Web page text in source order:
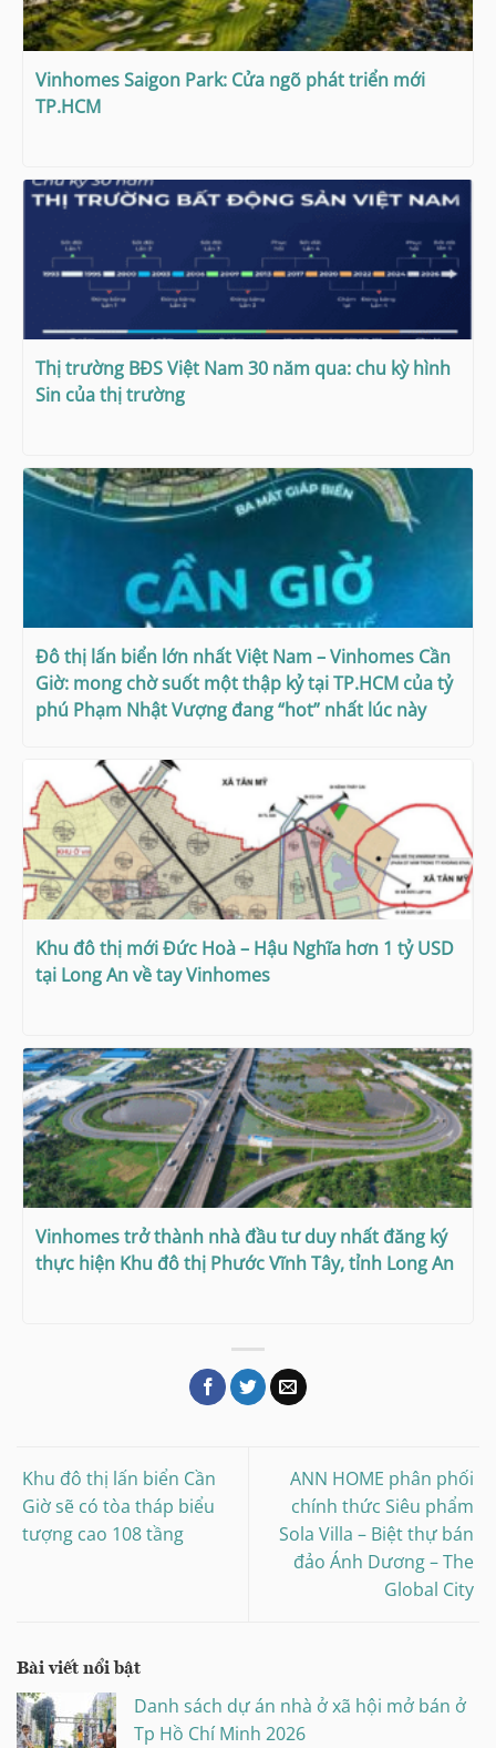
Vinhomes Saigon Park: Cửa ngõ phát triển mới
TP.HCM
Thị trường BĐS Việt Nam 30 năm qua: chu kỳ hình
Sin của thị trường
Đô thị lấn biển lớn nhất Việt Nam – Vinhomes Cần
Giờ: mong chờ suốt một thập kỷ tại TP.HCM của tỷ
phú Phạm Nhật Vượng đang “hot” nhất lúc này
Khu đô thị mới Đức Hoà – Hậu Nghĩa hơn 1 tỷ USD
tại Long An về tay Vinhomes
Vinhomes trở thành nhà đầu tư duy nhất đăng ký
thực hiện Khu đô thị Phước Vĩnh Tây, tỉnh Long An
Khu đô thị lấn biển Cần
Giờ sẽ có tòa tháp biểu
tượng cao 108 tầng
ANN HOME phân phối
chính thức Siêu phẩm
Sola Villa – Biệt thự bán
đảo Ánh Dương – The
Global City
Bài viết nổi bật
Danh sách dự án nhà ở xã hội mở bán ở
Tp Hồ Chí Minh 2026